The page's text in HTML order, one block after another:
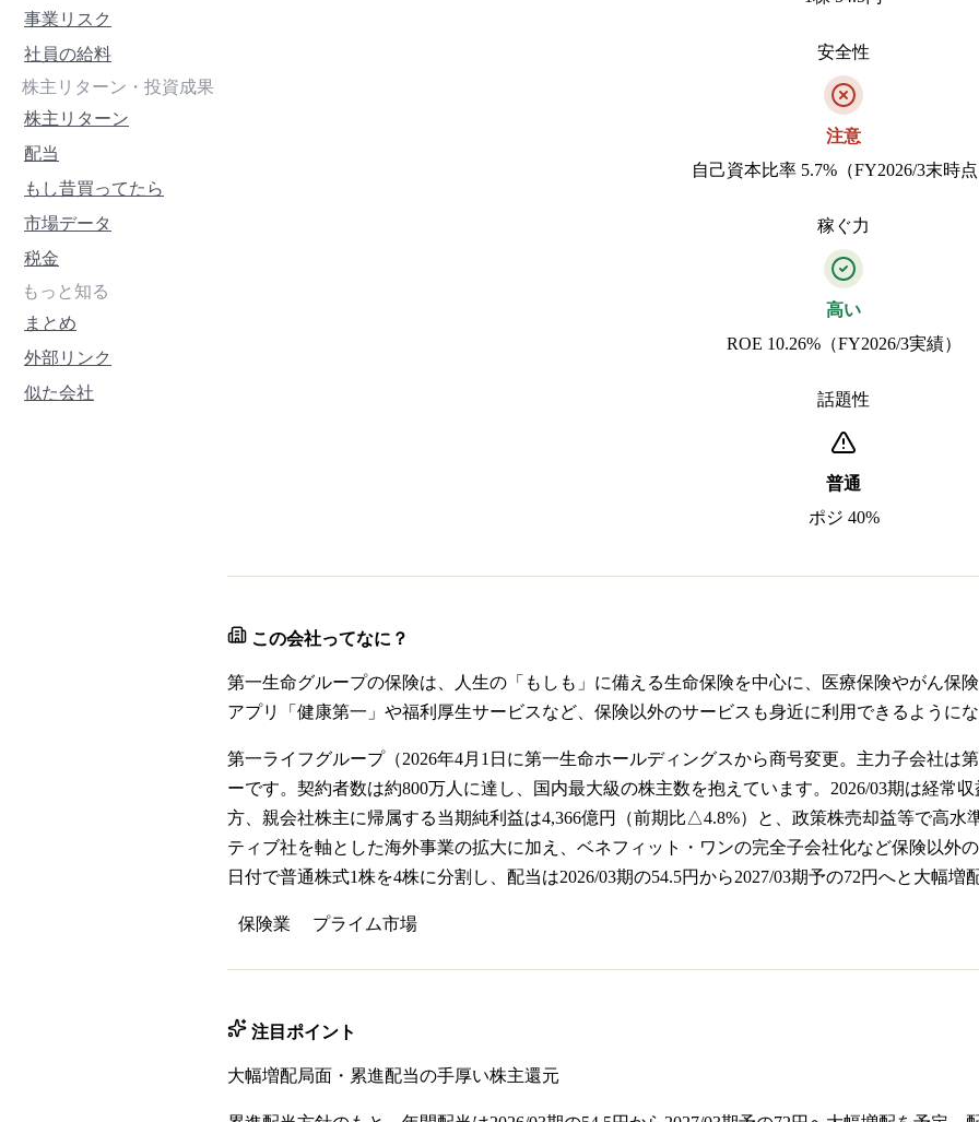
事業リスク
社員の給料
株主リターン・投資成果
株主リターン
配当
もし昔買ってたら
市場データ
税金
もっと知る
まとめ
外部リンク
似た会社
安全性
注意
自己資本比率 5.7%（FY2026/3末時
稼ぐ力
高い
ROE 10.26%（FY2026/3実績）
話題性
普通
ポジ 40%
この会社ってなに？
第一生命グループの保険は、人生の「もしも」に備える生命保険を中心に、医療保険やがん保
アプリ「健康第一」や福利厚生サービスなど、保険以外のサービスも身近に利用できるように
第一ライフグループ（2026年4月1日に第一生命ホールディングスから商号変更。主力子会社は
ーです。契約者数は約800万人に達し、国内最大級の株主数を抱えています。2026/03期は経常
方、親会社株主に帰属する当期純利益は4,366億円（前期比△4.8%）と、政策株売却益等で高
ティブ社を軸とした海外事業の拡大に加え、ベネフィット・ワンの完全子会社化など保険以外
日付で普通株式1株を4株に分割し、配当は2026/03期の54.5円から2027/03期予の72円へと大幅
保険業 プライム市場
注目ポイント
大幅増配局面・累進配当の手厚い株主還元